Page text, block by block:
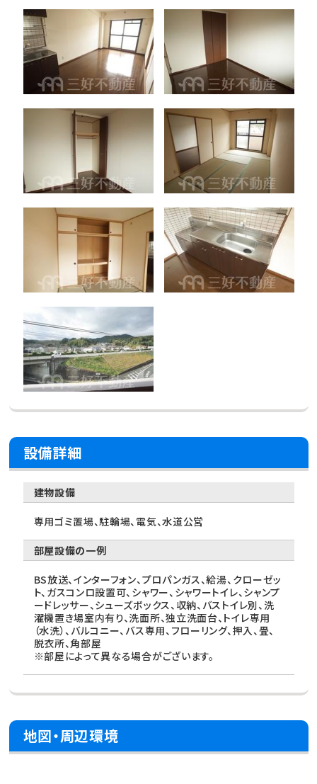
設備詳細
建物設備
専用ゴミ置場、駐輪場、電気、水道公営
部屋設備の一例
BS放送、インターフォン、プロパンガス、給湯、クローゼッ
ト、ガスコンロ設置可、シャワー、シャワートイレ、シャンプ
ードレッサー、シューズボックス、収納、バストイレ別、洗
濯機置き場室内有り、洗面所、独立洗面台、トイレ専用
（水洗）、バルコニー、バス専用、フローリング、押入、畳、
脱衣所、角部屋
※部屋によって異なる場合がございます。
地図・周辺環境